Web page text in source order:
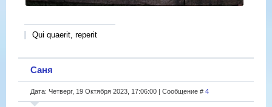
Qui quaerit, reperit
Саня
Дата: Четверг, 19 Октября 2023, 17:06:00 | Сообщение # 4